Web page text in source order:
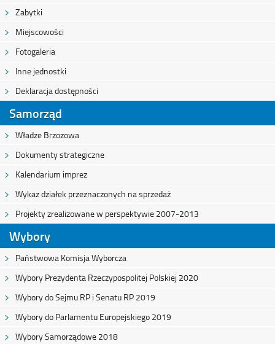
Zabytki
Miejscowości
Fotogaleria
Inne jednostki
Deklaracja dostępności
Samorząd
Władze Brzozowa
Dokumenty strategiczne
Kalendarium imprez
Wykaz działek przeznaczonych na sprzedaż
Projekty zrealizowane w perspektywie 2007-2013
Wybory
Państwowa Komisja Wyborcza
Wybory Prezydenta Rzeczypospolitej Polskiej 2020
Wybory do Sejmu RP i Senatu RP 2019
Wybory do Parlamentu Europejskiego 2019
Wybory Samorządowe 2018